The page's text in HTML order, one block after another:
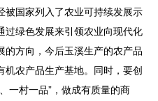
被国家列入了农业可持续发展示
过绿色发展来引领农业向现代化
方向，今后玉溪生产的农产品
农产品生产基地。同时，要创
一村一品”，做成有质量的商